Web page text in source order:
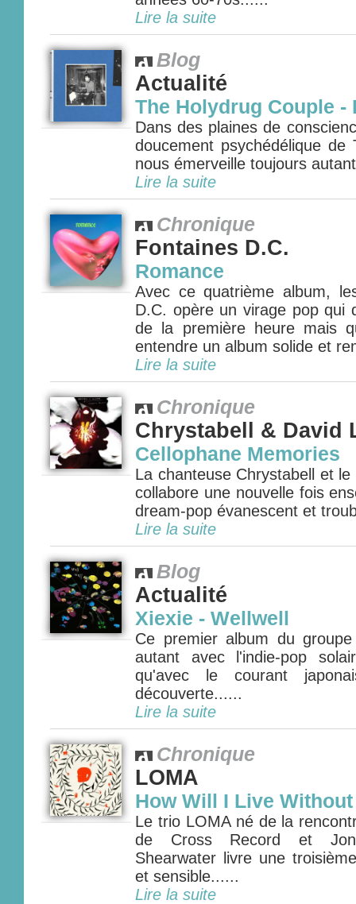
Lire la suite
Blog
Actualité
The Holydrug Couple -
Dans des plaines de
doucement psychédélique de
nous émerveille toujours
Lire la suite
Chronique
Fontaines D.C.
Romance
Avec ce quatrième album,
D.C. opère un virage pop qui
de la première heure mais
entendre un album solide et
Lire la suite
Chronique
Chrystabell & David
Cellophane Memories
La chanteuse Chrystabell et
collabore une nouvelle fois
dream-pop évanescent et
Lire la suite
Blog
Actualité
Xiexie - Wellwell
Ce premier album du
autant avec l'indie-pop
qu'avec le courant
découverte......
Lire la suite
Chronique
LOMA
How Will I Live
Le trio LOMA né de la
de Cross Record et
Shearwater livre une
et sensible......
Lire la suite